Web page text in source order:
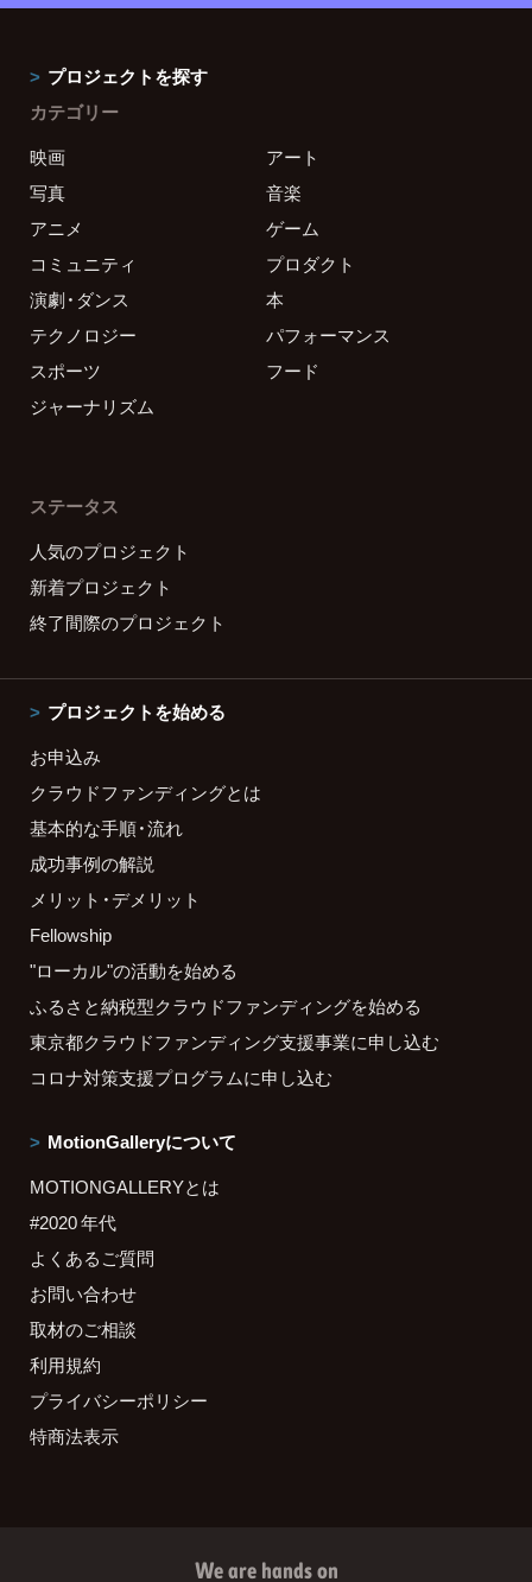
プロジェクトを探す
カテゴリー
映画
アート
写真
音楽
アニメ
ゲーム
コミュニティ
プロダクト
演劇・ダンス
本
テクノロジー
パフォーマンス
スポーツ
フード
ジャーナリズム
ステータス
人気のプロジェクト
新着プロジェクト
終了間際のプロジェクト
プロジェクトを始める
お申込み
クラウドファンディングとは
基本的な手順・流れ
成功事例の解説
メリット・デメリット
Fellowship
"ローカル"の活動を始める
ふるさと納税型クラウドファンディングを始める
東京都クラウドファンディング支援事業に申し込む
コロナ対策支援プログラムに申し込む
MotionGalleryについて
MOTIONGALLERYとは
#2020 年代
よくあるご質問
お問い合わせ
取材のご相談
利用規約
プライバシーポリシー
特商法表示
We are hands on